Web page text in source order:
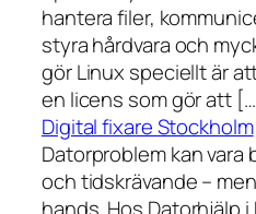
hantera filer,
styra hårdvara och
gör Linux speciellt är
en licens som gör att
Digital fixare Stockholm
Datorproblem kan
och tidskrävande –